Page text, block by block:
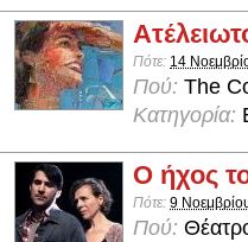
Πότε: 14
Πού: The
Κατηγορία:
Ο ήχος
Πότε: 9
Πού: